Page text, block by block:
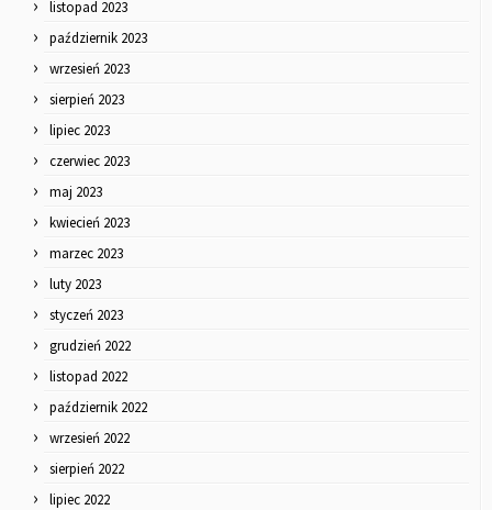
listopad 2023
październik 2023
wrzesień 2023
sierpień 2023
lipiec 2023
czerwiec 2023
maj 2023
kwiecień 2023
marzec 2023
luty 2023
styczeń 2023
grudzień 2022
listopad 2022
październik 2022
wrzesień 2022
sierpień 2022
lipiec 2022